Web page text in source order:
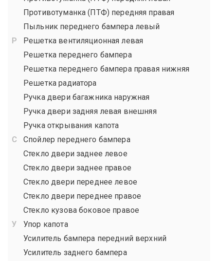
Противотуманка (ПТФ) передняя правая
Пыльник переднего бампера левый
Решетка вентиляционная левая
Решетка переднего бампера
Решетка переднего бампера правая нижняя
Решетка радиатора
Ручка двери багажника наружная
Ручка двери задняя левая внешняя
Ручка открывания капота
Спойлер переднего бампера
Стекло двери заднее левое
Стекло двери заднее правое
Стекло двери переднее левое
Стекло двери переднее правое
Стекло кузова боковое правое
Упор капота
Усилитель бампера передний верхний
Усилитель заднего бампера